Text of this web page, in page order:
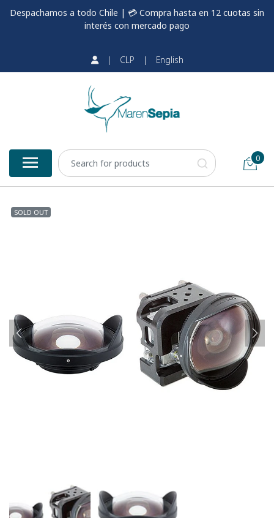
Despachamos a todo Chile | 💳 Compra hasta en 12 cuotas sin
interés con mercado pago
| CLP | English
0
SOLD OUT